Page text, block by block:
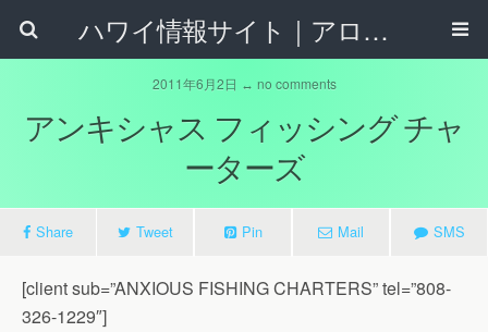
ハワイ情報サイト｜アロハタウンネット
2011年6月2日 ↔ no comments
アンキシャス フィッシング チャ
ーターズ
Share Tweet Pin Mail SMS
[client sub=”ANXIOUS FISHING CHARTERS” tel=”808-
326-1229″]